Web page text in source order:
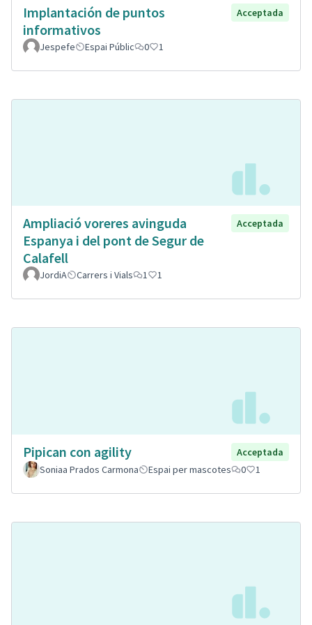
Implantación de puntos
informativos
Acceptada
Jespefe Espai Públic 0 1
Ampliació voreres avinguda
Espanya i del pont de Segur de
Calafell
Acceptada
JordiA Carrers i Vials 1 1
Pipican con agility
Acceptada
Soniaa Prados Carmona
Espai per mascotes 0 1